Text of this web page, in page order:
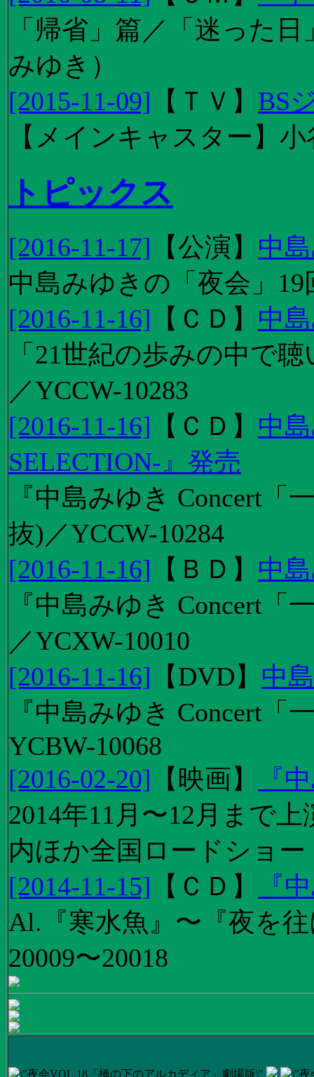
「帰省」篇／「迷った
みゆき）
[2015-11-09] 【 ＴＶ 】 BS
【メインキャスター】
トピックス
[2016-11-17] 【公演 】 中
中島みゆきの「夜会」
[2016-11-16] 【 ＣＤ 】 中
「21世紀の歩みの中で
／YCCW-10283
[2016-11-16] 【 ＣＤ 】 中
SELECTION-』発売
『中島みゆき Concert
抜)／YCCW-10284
[2016-11-16] 【 ＢＤ 】 中
『中島みゆき Concert
／YCXW-10010
[2016-11-16] 【DVD】 中
『中島みゆき Concert
YCBW-10068
[2016-02-20] 【 映画】
『
2014年11月〜12月まで
内ほか全国ロードショー
[2014-11-15] 【 ＣＤ 】
『
Al.『寒水魚』〜『夜を
20009〜20018